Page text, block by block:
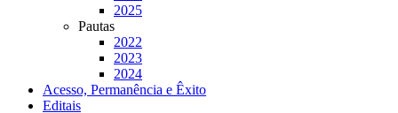
2025
Pautas
2022
2023
2024
Acesso, Permanência e Êxito
Editais